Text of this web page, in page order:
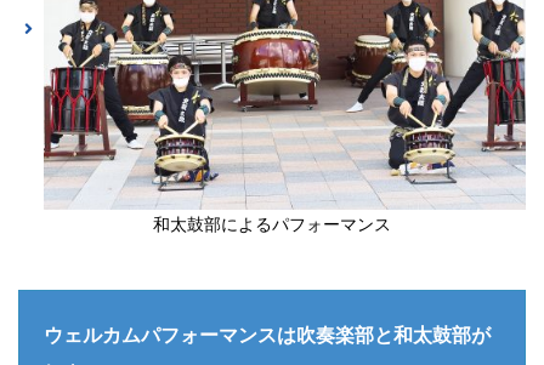
和太鼓部によるパフォーマンス
ウェルカムパフォーマンスは吹奏楽部と和太鼓部が